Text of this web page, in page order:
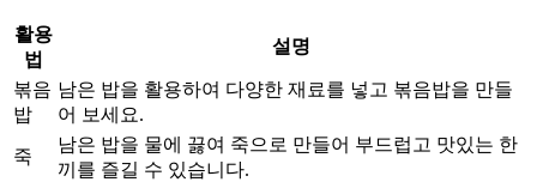
활용
법
설명
볶음
밥
남은 밥을 활용하여 다양한 재료를 넣고 볶음밥을 만들
어 보세요.
죽
남은 밥을 물에 끓여 죽으로 만들어 부드럽고 맛있는 한
끼를 즐길 수 있습니다.